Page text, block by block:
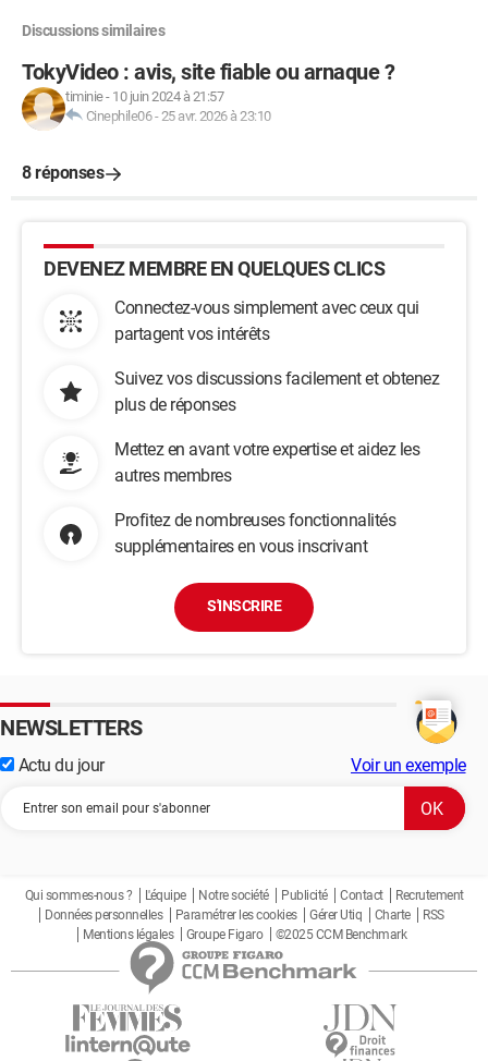
Discussions similaires
TokyVideo : avis, site fiable ou arnaque ?
timinie- 10 juin 2024 à 21:57
Cinephile06-25 avr. 2026 à 23:10
8 réponses
DEVENEZ MEMBRE EN QUELQUES CLICS
Connectez-vous simplement avec ceux qui
partagent vos intérêts
Suivez vos discussions facilement et obtenez
plus de réponses
Mettez en avant votre expertise et aidez les
autres membres
Profitez de nombreuses fonctionnalités
supplémentaires en vous inscrivant
S'INSCRIRE
NEWSLETTERS
Actu du jour Voir un exemple
Qui sommes-nous ? L'équipe Notre société Publicité Contact
Recrutement
Données personnelles
Paramétrer les cookies Gérer Utiq Charte
RSS
Mentions légales
Groupe Figaro ©2025 CCM Benchmark